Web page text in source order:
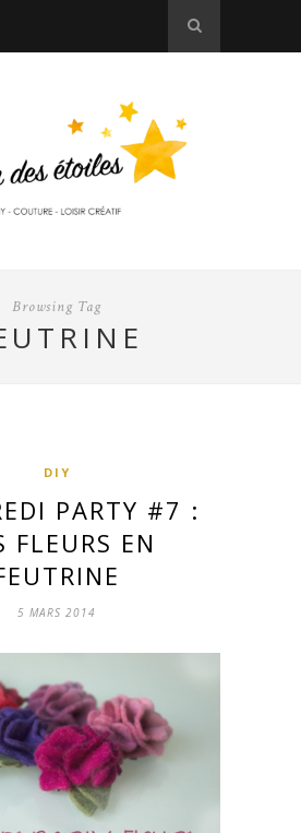
Browsing Tag
DIY
PARTY #7 :
FLEURS EN
5 MARS 2014